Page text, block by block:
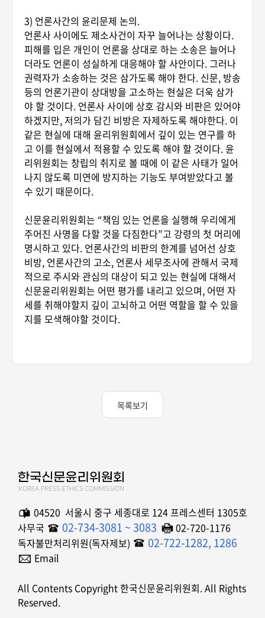
3) 언론사간의 윤리문제 논의.
언론사 사이에도 제소사건이 자꾸 늘어나는 상황이다.
피해를 입은 개인이 언론을 상대로 하는 소송은 늘어나
더라도 언론이 성실하게 대응해야 할 사안이다. 그러나
권력자가 소송하는 것은 삼가도록 해야 한다. 신문, 방송
등의 언론기관이 상대방을 고소하는 현실은 더욱 삼가
야 할 것이다. 언론사 사이에 상호 감시와 비판은 있어야
하겠지만, 저의가 담긴 비방은 자제하도록 해야한다. 이
같은 현실에 대해 윤리위원회에서 깊이 있는 연구를 하
고 이를 현실에서 적용할 수 있도록 해야 할 것이다. 윤
리위원회는 창립의 취지로 볼 때에 이 같은 사태가 일어
나지 않도록 미연에 방지하는 기능도 부여받았다고 볼
수 있기 때문이다.
신문윤리위원회는 “책임 있는 언론을 실행해 우리에게
주어진 사명을 다할 것을 다짐한다”고 강령의 첫 머리에
명시하고 있다. 언론사간의 비판의 한계를 넘어선 상호
비방, 언론사간의 고소, 언론사 세무조사에 관해서 국제
적으로 주시와 관심의 대상이 되고 있는 현실에 대해서
신문윤리위원회는 어떤 평가를 내리고 있으며, 어떤 자
세를 취해야할지 깊이 고뇌하고 어떤 역할을 할 수 있을
지를 모색해야할 것이다.
목록보기
04520 서울시 중구 세종대로 124 프레스센터 1305호
사무국
02-734-3081 ~ 3083
02-720-1176
독자불만처리위원(독자제보)
02-722-1282, 1286
Email
All Contents Copyright 한국신문윤리위원회. All Rights
Reserved.